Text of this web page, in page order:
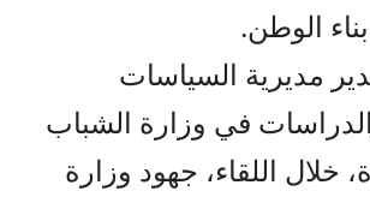
الوطن.
مديرية السياسات
في وزارة الشباب
خلال اللقاء، جهود وزارة